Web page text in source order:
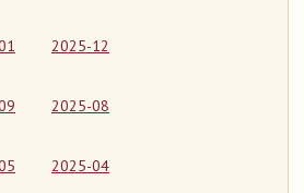
2025-12
2025-08
2025-04